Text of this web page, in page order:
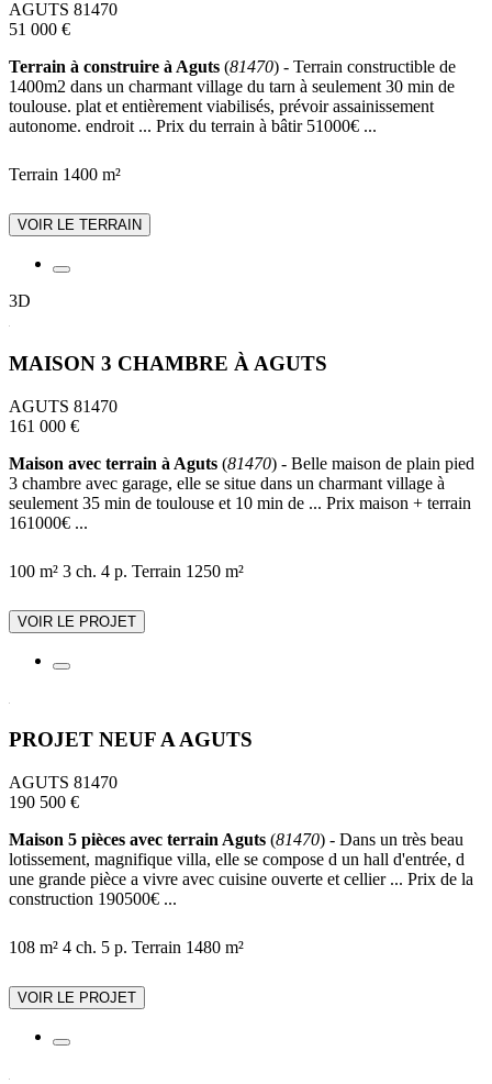
AGUTS 81470
51 000 €
Terrain à construire à Aguts (81470) - Terrain constructible de
1400m2 dans un charmant village du tarn à seulement 30 min de
toulouse. plat et entièrement viabilisés, prévoir assainissement
autonome. endroit ... Prix du terrain à bâtir 51000€ ...
Terrain 1400 m²
VOIR LE TERRAIN
3D
MAISON 3 CHAMBRE À AGUTS
AGUTS 81470
161 000 €
Maison avec terrain à Aguts (81470) - Belle maison de plain pied
3 chambre avec garage, elle se situe dans un charmant village à
seulement 35 min de toulouse et 10 min de ... Prix maison + terrain
161000€ ...
100 m² 3 ch. 4 p. Terrain 1250 m²
VOIR LE PROJET
PROJET NEUF A AGUTS
AGUTS 81470
190 500 €
Maison 5 pièces avec terrain Aguts (81470) - Dans un très beau
lotissement, magnifique villa, elle se compose d un hall d'entrée, d
une grande pièce a vivre avec cuisine ouverte et cellier ... Prix de la
construction 190500€ ...
108 m² 4 ch. 5 p. Terrain 1480 m²
VOIR LE PROJET